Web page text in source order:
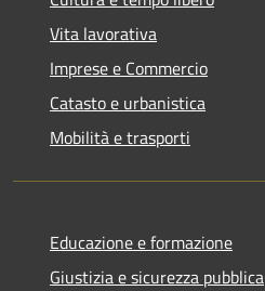
Vita lavorativa
Imprese e Commercio
Catasto e urbanistica
Mobilità e trasporti
Educazione e formazione
Giustizia e sicurezza pubblica